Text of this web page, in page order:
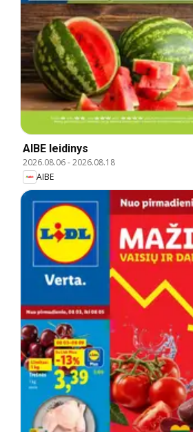
AIBE leidinys
2026.08.06-2026.08.18
AIBE